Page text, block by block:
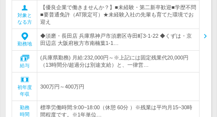
対象と
なる方
【優良企業で働きませんか？】■未経験・第二新卒歓迎■学歴不問
■要普通免許（AT限定可）★未経験入社の先輩も育てた環境でお
迎え
勤務地
◆須磨・長田店 兵庫県神戸市須磨区寺田町3-1-22 ◆くずは・京
田辺店 大阪府枚方市南楠葉1-1…
給与
(兵庫県勤務) 月給:232,000円～※上記には固定残業代20,000円
（13時間分/超過分は別途支給）と、一律営…
初年度
年収
300万円～400万円
勤務
時間
標準労働時間:9:00~18:00（休憩 60分 ）※残業は平均月15~30時
間程度です。※1年単位…